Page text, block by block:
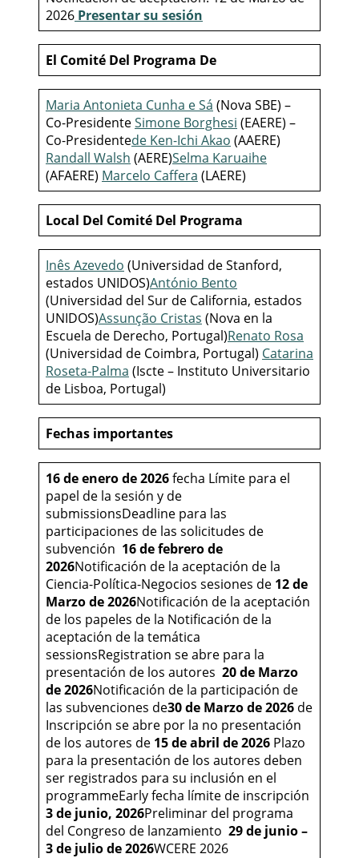
2026 Presentar su sesión
El Comité Del Programa De
Maria Antonieta Cunha e Sá (Nova SBE) –
Co-PresidenteSimone Borghesi (EAERE) –
Co-Presidentede Ken-Ichi Akao (AAERE)
Randall Walsh (AERE)Selma Karuaihe
(AFAERE) Marcelo Caffera (LAERE)
Local Del Comité Del Programa
Inês Azevedo (Universidad de Stanford,
estados UNIDOS)António Bento
(Universidad del Sur de California, estados
UNIDOS)Assunção Cristas (Nova en la
Escuela de Derecho, Portugal)Renato Rosa
(Universidad de Coimbra, Portugal) Catarina
Roseta-Palma (Iscte – Instituto Universitario
de Lisboa, Portugal)
Fechas importantes
16 de enero de 2026fecha Límite para el
papel de la sesión y de
submissionsDeadline para las
participaciones de las solicitudes de
subvención 16 de febrero de
2026Notificación de la aceptación de la
Ciencia-Política-Negocios sesiones de 12 de
Marzo de 2026Notificación de la aceptación
de los papeles de la Notificación de la
aceptación de la temática
sessionsRegistration se abre para la
presentación de los autores 20 de Marzo
de 2026Notificación de la participación de
las subvenciones de30 de Marzo de 2026 de
Inscripción se abre por la no presentación
de los autores de 15 de abril de 2026 Plazo
para la presentación de los autores deben
ser registrados para su inclusión en el
programmeEarly fecha límite de inscripción
3 de junio, 2026Preliminar del programa
del Congreso de lanzamiento 29 de junio –
3 de julio de 2026WCERE 2026